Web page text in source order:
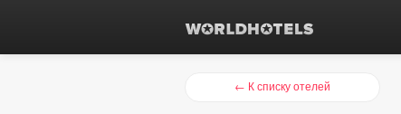
← К списку отелей